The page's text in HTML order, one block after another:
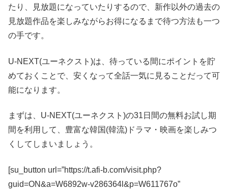
たり、見放題になっていたりするので、新作以外の過去の
見放題作品を楽しみながらお得になるまで待つ方法も一つ
の手です。
U-NEXT(ユーネクスト)は、待っている間にポイントを貯
めておくことで、安くなって全話一気に見ることだって可
能になります。
まずは、U-NEXT(ユーネクスト)の31日間の無料お試し期
間を利用して、豊富な韓国(韓流)ドラマ・映画を楽しみつ
くしてしまいましょう。
[su_button url=”https://t.afi-b.com/visit.php?
guid=ON&a=W6892w-v286364l&p=W611767o”